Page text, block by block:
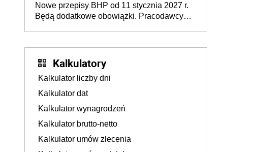
osoby neuroatypowe. Powstanie Fundusz
na rzecz Inkluzywności w Zatrudnianiu?
Nowe przepisy BHP od 11 stycznia 2027 r.
Będą dodatkowe obowiązki. Pracodawcy
Kalkulatory
Kalkulator liczby dni
Kalkulator dat
Kalkulator wynagrodzeń
Kalkulator brutto-netto
Kalkulator umów zlecenia